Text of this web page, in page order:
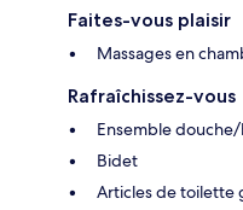
Faites-vous plaisir
Massages en
Rafraîchissez-vous
Ensemble
Bidet
Articles de toilette